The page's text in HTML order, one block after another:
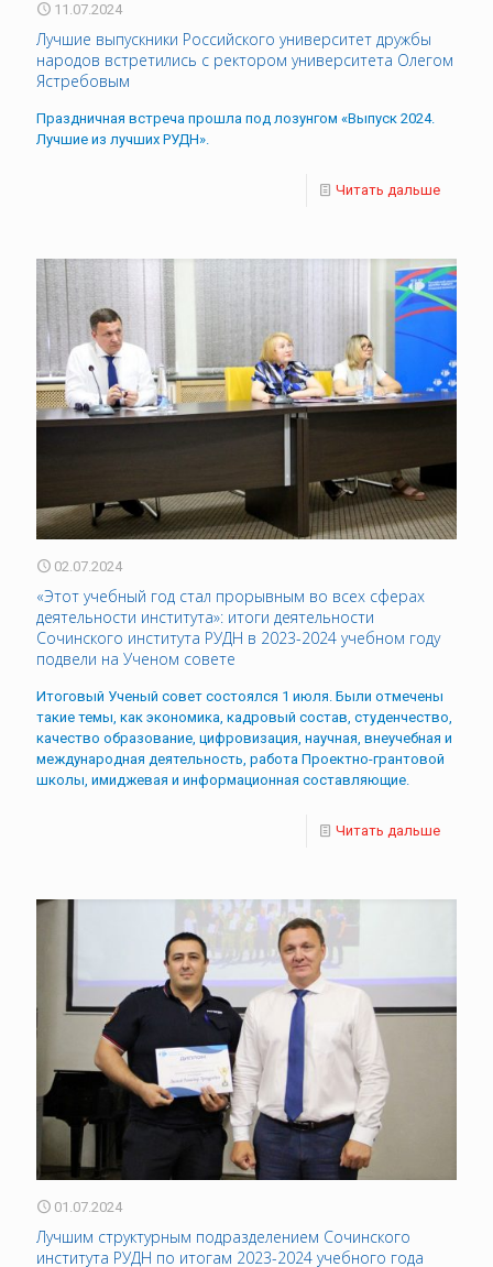
11.07.2024
Лучшие выпускники Российского университет дружбы
народов встретились с ректором университета Олегом
Ястребовым
Праздничная встреча прошла под лозунгом «Выпуск 2024.
Лучшие из лучших РУДН».
Читать дальше
02.07.2024
«Этот учебный год стал прорывным во всех сферах
деятельности института»: итоги деятельности
Сочинского института РУДН в 2023-2024 учебном году
подвели на Ученом совете
Итоговый Ученый совет состоялся 1 июля. Были отмечены
такие темы, как экономика, кадровый состав, студенчество,
качество образование, цифровизация, научная, внеучебная и
международная деятельность, работа Проектно-грантовой
школы, имиджевая и информационная составляющие.
Читать дальше
01.07.2024
Лучшим структурным подразделением Сочинского
института РУДН по итогам 2023-2024 учебного года